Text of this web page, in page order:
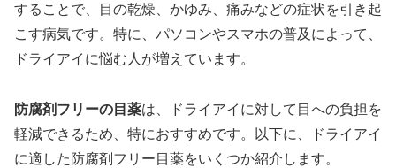
することで、目の乾燥、かゆみ、痛みなどの症状を引き起
こす病気です。特に、パソコンやスマホの普及によって、
ドライアイに悩む人が増えています。
防腐剤フリーの目薬は、ドライアイに対して目への負担を
軽減できるため、特におすすめです。以下に、ドライアイ
に適した防腐剤フリー目薬をいくつか紹介します。